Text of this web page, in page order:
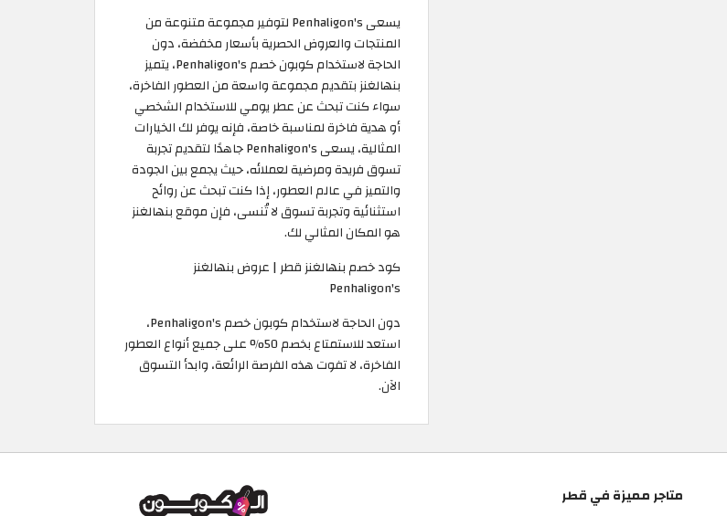
يسعى Penhaligon's لتوفير مجموعة متنوعة من
المنتجات والعروض الحصرية بأسعار مخفضة، دون
الحاجة لاستخدام كوبون خصم Penhaligon's، يتميز
بنهالغنز بتقديم مجموعة واسعة من العطور الفاخرة،
سواء كنت تبحث عن عطر يومي للاستخدام الشخصي
أو هدية فاخرة لمناسبة خاصة، فإنه يوفر لك الخيارات
المثالية، يسعى Penhaligon's جاهدًا لتقديم تجربة
تسوق فريدة ومرضية لعملائه، حيث يجمع بين الجودة
والتميز في عالم العطور، إذا كنت تبحث عن روائح
استثنائية وتجربة تسوق لا تُنسى، فإن موقع بنهالغنز
هو المكان المثالي لك.
كود خصم بنهالغنز قطر | عروض بنهالغنز
Penhaligon's
دون الحاجة لاستخدام كوبون خصم Penhaligon's،
استعد للاستمتاع بخصم 50% على جميع أنواع العطور
الفاخرة، لا تفوت هذه الفرصة الرائعة، وابدأ التسوق
الآن.
متاجر مميزة في قطر